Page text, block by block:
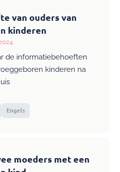
van ouders van
kinderen
de informatiebehoeften
kinderen na
Engels
moeders met een